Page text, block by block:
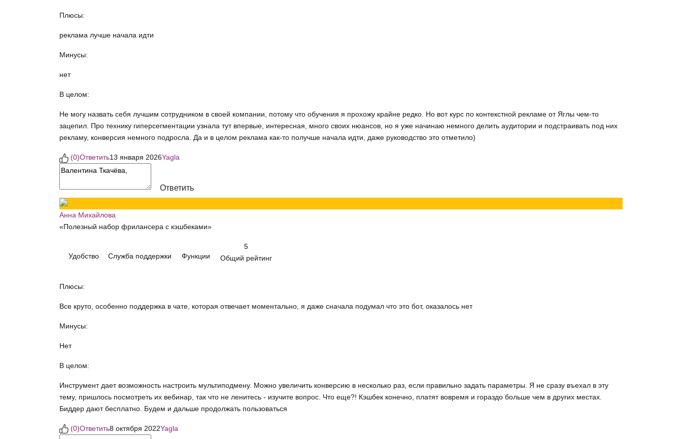
Плюсы:
реклама лучше начала идти
Минусы:
нет
В целом:
Не могу назвать себя лучшим сотрудником в своей компании, потому что обучения я прохожу крайне редко. Но вот курс по контекстной рекламе от Яглы чем-то
зацепил. Про технику гиперсегментации узнала тут впервые, интересная, много своих нюансов, но я уже начинаю немного делить аудитории и подстраивать под них
рекламу, конверсия немного подросла. Да и в целом реклама как-то получше начала идти, даже руководство это отметило)
(0)Ответить13 января 2026Yagla
Ответить
Анна Михайлова
«Полезный набор фрилансера с кэшбеками»
Удобство Служба поддержки Функции
5
Общий рейтинг
Плюсы:
Все круто, особенно поддержка в чате, которая отвечает моментально, я даже сначала подумал что это бот, оказалось нет
Минусы:
Нет
В целом:
Инструмент дает возможность настроить мультиподмену. Можно увеличить конверсию в несколько раз, если правильно задать параметры. Я не сразу въехал в эту
тему, пришлось посмотреть их вебинар, так что не ленитесь - изучите вопрос. Что еще?! Кэшбек конечно, платят вовремя и гораздо больше чем в других местах.
Биддер дают бесплатно. Будем и дальше продолжать пользоваться
(0)Ответить8 октября 2022Yagla